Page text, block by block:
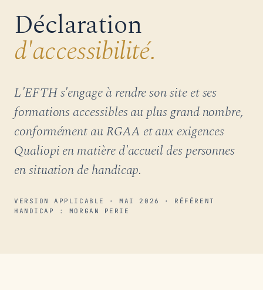
Déclaration
d'accessibilité.
L'EFTH s'engage à rendre son site et ses
formations accessibles au plus grand nombre,
conformément au RGAA et aux exigences
Qualiopi en matière d'accueil des personnes
en situation de handicap.
VERSION APPLICABLE · MAI 2026 · RÉFÉRENT
HANDICAP : MORGAN PERIE